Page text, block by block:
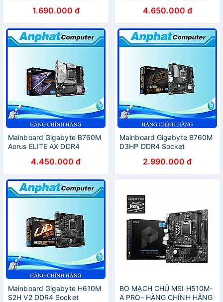
1.690.000 đ 4.650.000 đ
Mainboard Gigabyte B760M
Aorus ELITE AX DDR4
Chính Hãng4.450.000 đ
Mainboard Gigabyte B760M
D3HP DDR4 Socket
2.990.000 đ
Mainboard Gigabyte H610M
S2H V2 DDR4 Socket
BO MẠCH CHỦ MSI H510M-
A PRO- HÀNG CHÍNH HÃNG